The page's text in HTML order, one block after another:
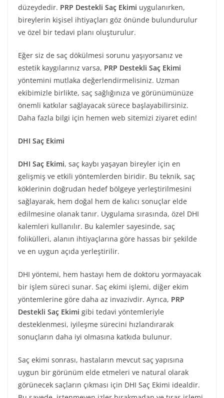
düzeydedir. PRP Destekli Saç Ekimi uygulanırken,
bireylerin kişisel ihtiyaçları göz önünde bulundurulur
ve özel bir tedavi planı oluşturulur.
Eğer siz de saç dökülmesi sorunu yaşıyorsanız ve
estetik kaygılarınız varsa, PRP Destekli Saç Ekimi
yöntemini mutlaka değerlendirmelisiniz. Uzman
ekibimizle birlikte, saç sağlığınıza ve görünümünüze
önemli katkılar sağlayacak sürece başlayabilirsiniz.
Daha fazla bilgi için hemen web sitemizi ziyaret edin!
DHI Saç Ekimi
DHI Saç Ekimi, saç kaybı yaşayan bireyler için en
gelişmiş ve etkili yöntemlerden biridir. Bu teknik, saç
köklerinin doğrudan hedef bölgeye yerleştirilmesini
sağlayarak, hem doğal hem de kalıcı sonuçlar elde
edilmesine olanak tanır. Uygulama sırasında, özel DHI
kalemleri kullanılır. Bu kalemler sayesinde, saç
folikülleri, alanın ihtiyaçlarına göre hassas bir şekilde
ve en uygun açıda yerleştirilir.
DHI yöntemi, hem hastayı hem de doktoru yormayacak
bir işlem süreci sunar. Saç ekimi işlemi, diğer ekim
yöntemlerine göre daha az invazivdir. Ayrıca, PRP
Destekli Saç Ekimi gibi tedavi yöntemleriyle
desteklenmesi, iyileşme sürecini hızlandırarak
sonuçların daha iyi olmasına katkıda bulunur.
Saç ekimi sonrası, hastaların mevcut saç yapısına
uygun bir görünüm elde etmeleri ve natural olarak
görünecek saçların çıkması için DHI Saç Ekimi idealdir.